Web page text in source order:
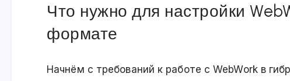
Что нужно для настройки
формате
Начнём с требований к работе с WebWork в